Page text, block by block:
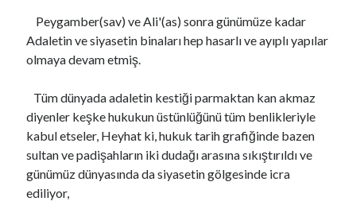
Peygamber(sav) ve Ali'(as) sonra günümüze kadar
Adaletin ve siyasetin binaları hep hasarlı ve ayıplı yapılar
olmaya devam etmiş.
Tüm dünyada adaletin kestiği parmaktan kan akmaz
diyenler keşke hukukun üstünlüğünü tüm benlikleriyle
kabul etseler, Heyhat ki, hukuk tarih grafiğinde bazen
sultan ve padişahların iki dudağı arasına sıkıştırıldı ve
günümüz dünyasında da siyasetin gölgesinde icra
ediliyor,